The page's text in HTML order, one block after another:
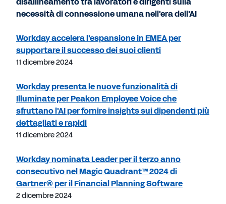
necessità di connessione umana nell'era dell'AI
Workday accelera l'espansione in EMEA per
supportare il successo dei suoi clienti
11 dicembre 2024
Workday presenta le nuove funzionalità di
Illuminate per Peakon Employee Voice che
sfruttano l'AI per fornire insights sui dipendenti più
dettagliati e rapidi
11 dicembre 2024
Workday nominata Leader per il terzo anno
consecutivo nel Magic Quadrant™ 2024 di
Gartner® per il Financial Planning Software
2 dicembre 2024